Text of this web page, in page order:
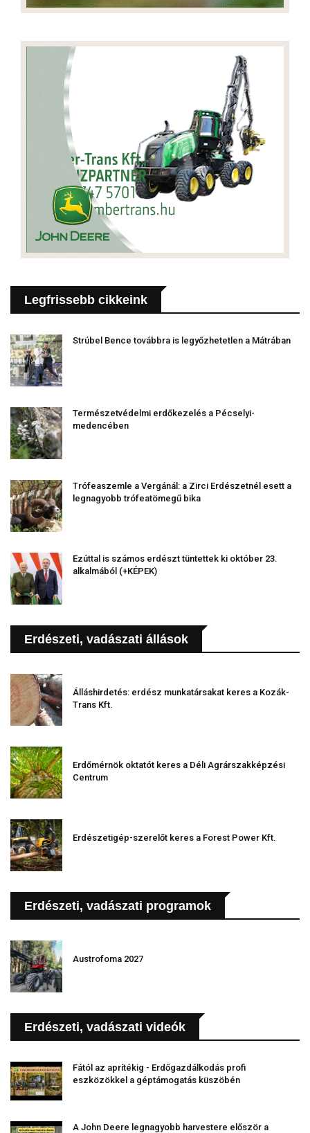
Legfrissebb cikkeink
Strúbel Bence továbbra is legyőzhetetlen a Mátrában
Természetvédelmi erdőkezelés a Pécselyi-
medencében
Trófeaszemle a Vergánál: a Zirci Erdészetnél esett a
legnagyobb trófeatömegű bika
Ezúttal is számos erdészt tüntettek ki október 23.
alkalmából (+KÉPEK)
Erdészeti, vadászati állások
Álláshirdetés: erdész munkatársakat keres a Kozák-
Trans Kft.
Erdőmérnök oktatót keres a Déli Agrárszakképzési
Centrum
Erdészetigép-szerelőt keres a Forest Power Kft.
Erdészeti, vadászati programok
Austrofoma 2027
Erdészeti, vadászati videók
Fától az aprítékig - Erdőgazdálkodás profi
eszközökkel a géptámogatás küszöbén
A John Deere legnagyobb harvestere először a